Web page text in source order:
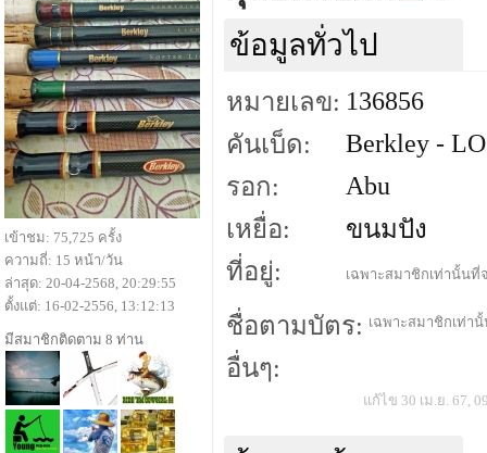
ข้อมูลทั่วไป
หมายเลข: 136856
คันเบ็ด:
Berkley -
รอก:
Abu
เหยื่อ:
ขนมปัง
ที่อยู่:
เฉพาะสมาชิกเท่านั้นที่
ชื่อตามบัตร: เฉพาะสมาชิกเท่า
อื่นๆ:
แก้ไข 30 เม.ย. 67,
เข้าชม: 75,725 ครั้ง
ความถี่: 15 หน้า/วัน
ล่าสุด: 20-04-2568, 20:29:55
ตั้งแต่: 16-02-2556, 13:12:13
มีสมาชิกติดตาม 8 ท่าน